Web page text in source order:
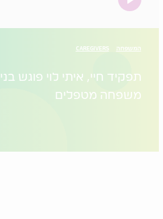
המשפחה CAREGIVERS
תפקיד חיי, איתי לוי פוגש בני
משפחה מטפלים